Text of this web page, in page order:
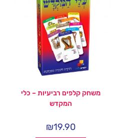
משחק קלפים רביעיות – כלי
המקדש
₪19.90